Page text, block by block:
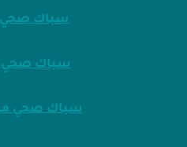
سباك صحي
سباك صحي
سباك صحي